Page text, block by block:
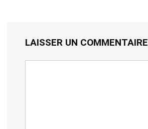
LAISSER UN COMMENTAIRE